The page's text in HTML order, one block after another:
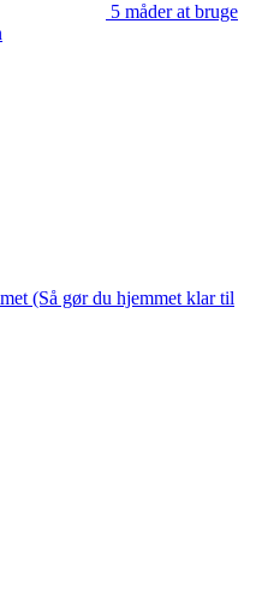
5 måder at bruge
(Så gør du hjemmet klar til